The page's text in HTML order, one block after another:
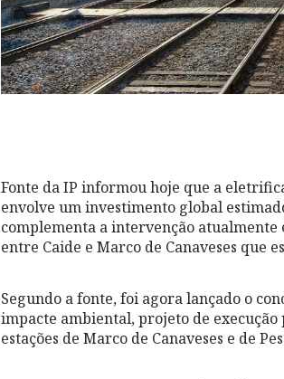
Fonte da IP informou hoje que a
envolve um investimento global
complementa a intervenção
entre Caide e Marco de Canaveses que
Segundo a fonte, foi agora lançado o
impacte ambiental, projeto de
estações de Marco de Canaveses e de